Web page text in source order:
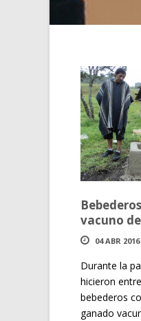
vacuno
04 ABR 2016
Durante la
hicieron
bebederos
ganado